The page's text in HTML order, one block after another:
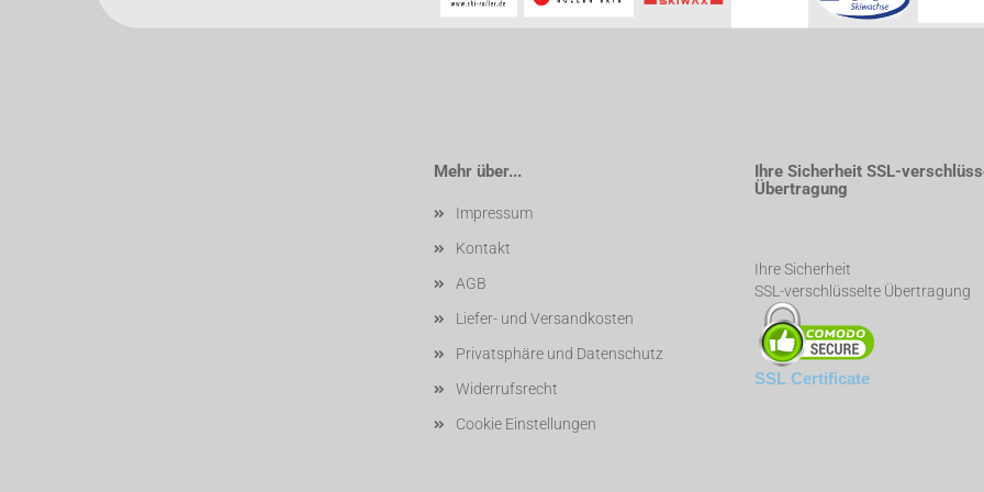
Mehr über...
Impressum
Kontakt
AGB
Liefer- und Versandkosten
Privatsphäre und Datenschutz
Widerrufsrecht
Cookie Einstellungen
Ihre Sicherheit SSL-
Übertragung
Ihre Sicherheit
SSL-verschlüsselte Übertragung
SSL Certificate